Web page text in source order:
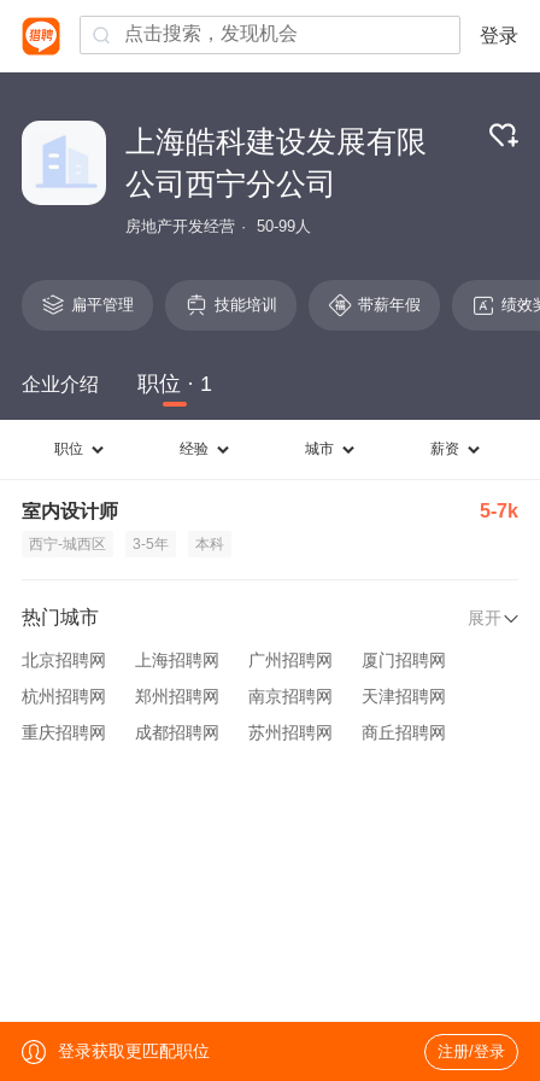
登录
上海皓科建设发展有限
公司西宁分公司
房地产开发经营 50-99人
扁平管理 技能培训 带薪年假 绩效
企业介绍 职位 · 1
职位 经验 城市 薪资
室内设计师 5-7k
西宁-城西区 3-5年 本科
热门城市 展开
北京招聘网 上海招聘网 广州招聘网
厦门招聘网
杭州招聘网
郑州招聘网 南京招聘网
天津招聘网
重庆招聘网
成都招聘网 苏州招聘网
商丘招聘网
登录获取更匹配职位 注册/登录